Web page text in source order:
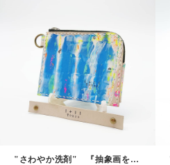
"さわやか洗剤" 『抽象画を革に！』シリーズ 持ち歩くアートを日常に！ 一点物 本革 小さいおサイフ